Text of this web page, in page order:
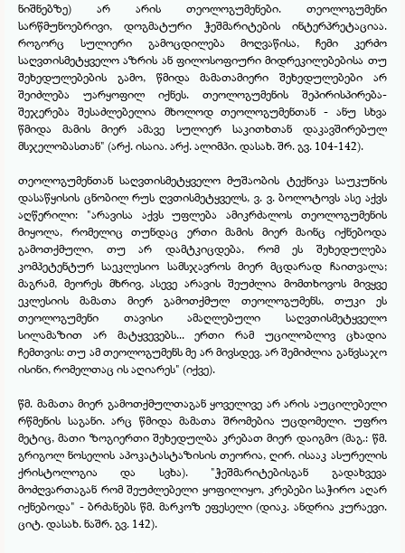
ნიშნებზე) არ არის თეოლოგუმენები. თეოლოგუმენი
სარწმუნოებრივი, დოგმატური ჭეშმარიტების ინტერპრეტაციაა.
როგორც სულიერი გამოცდილება მოღვაწისა, ჩემი კერძო
საღვთისმეტყველო აზრის ან ფილოსოფიური მიდრეკილებებისა თუ
შეხედულებების გამო, წმიდა მამათამიერი შეხედულებები არ
შეიძლება უარყოფილ იქნეს. თეოლოგუმენის შეპირისპირება-
შეჯერება შესაძლებელია მხოლოდ თეოლოგუმენთან - ანუ სხვა
წმიდა მამის მიერ ამავე სულიერ საკითხთან დაკავშირებულ
მსჯელობასთან" (არქ. ისაია. არქ. ალიმპი. დასახ. შრ. გვ. 104-142).
თეოლოგუმენთან საღვთისმეტყველო მუშაობის ტექნიკა საუკუნის
დასაწყისის ცნობილ რუს ღვთისმეტყველს, ვ. ვ. ბოლოტოვს ასე აქვს
აღწერილი: "არავისა აქვს უფლება ამიკრძალოს თეოლოგუმენის
მიყოლა, რომელიც თუნდაც ერთი მამის მიერ მაინც იქნებოდა
გამოთქმული, თუ არ დამტკიცდება, რომ ეს შეხედულება
კომპეტენტურ საეკლესიო სამსჯავროს მიერ მცდარად ჩაითვალა;
მაგრამ, მეორეს მხრივ, ასევე არავის შეუძლია მომთხოვოს მივყვე
ეკლესიის მამათა მიერ გამოთქმულ თეოლოგუმენს, თუკი ეს
თეოლოგუმენი თავისი ამაღლებული საღვთისმეტყველო
სილამაზით არ მატყვევებს... ერთი რამ უცილობლივ ცხადია
ჩემთვის: თუ ამ თეოლოგუმენს მე არ მივსდევ, არ შემიძლია განვსაჯო
ისინი, რომელთაც ის აღიარეს" (იქვე).
წმ. მამათა მიერ გამოთქმულთაგან ყოველივე არ არის აუცილებელი
რწმენის საგანი. არც წმიდა მამათა შრომებია უცდომელი. უფრო
მეტიც, მათი ზოგიერთი შეხედულბა კრებათ მიერ დაიგმო (მაგ.: წმ.
გრიგოლ ნოსელის აპოკატასტაზისის თეორია, ღირ. ისააკ ასურელის
ქრისტოლოგია და სვხა). "ჭეშმარიტებისგან გადახვევა
მოძღვართაგან რომ შეუძლებელი ყოფილიყო, კრებები საჭირო აღარ
იქნებოდა" - ბრძანებს წმ. მარკოზ ეფესელი (დიაკ. ანდრია კურაევი.
ციტ. დასახ. ნაშრ. გვ. 142).